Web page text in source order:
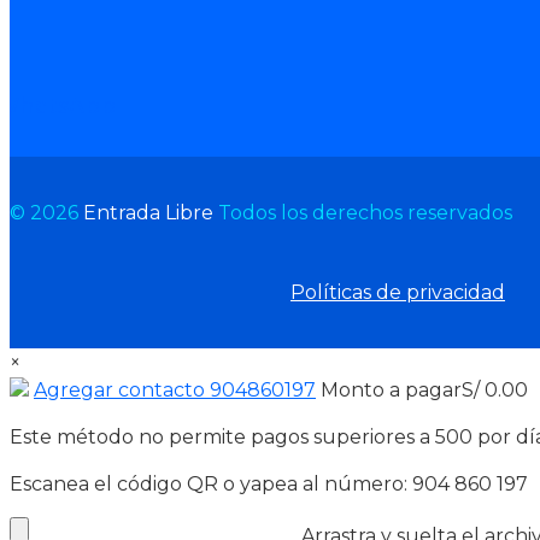
© 2026 Entrada Libre Todos los derechos reservados
Políticas de privacidad
×
Agregar contacto 904860197 Monto a pagarS/0.00
Este método no permite pagos superiores a 500 por
Escanea el código QR o yapea al número: 904 860 197
Arrastra y suelta el